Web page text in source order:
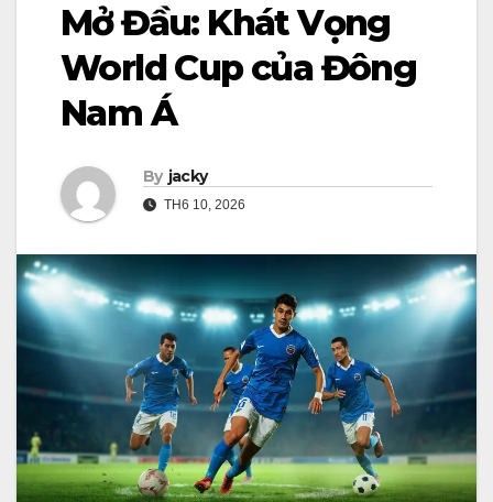
Mở Đầu: Khát Vọng
World Cup của Đông
Nam Á
By jacky
TH6 10, 2026